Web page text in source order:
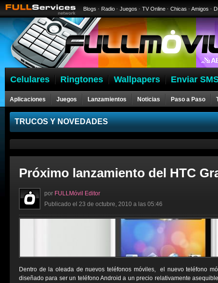
Blogs · Radio · Juegos · TV Online · Chicas · Amigos ·
Celulares Ringtones Wallpapers Enviar
Aplicaciones Juegos Lanzamientos Noticias Paso a Paso
Celulares
TRUCOS Y NOVEDADES
Próximo lanzamiento del HTC
por FULLMóvil Editor
Publicado el 23 de octubre, 2010 a las 05:46
Dentro de la oleada de nuevos teléfonos móviles, el nuevo teléfono
diseñado para ser un teléfono Android a un precio relativamente